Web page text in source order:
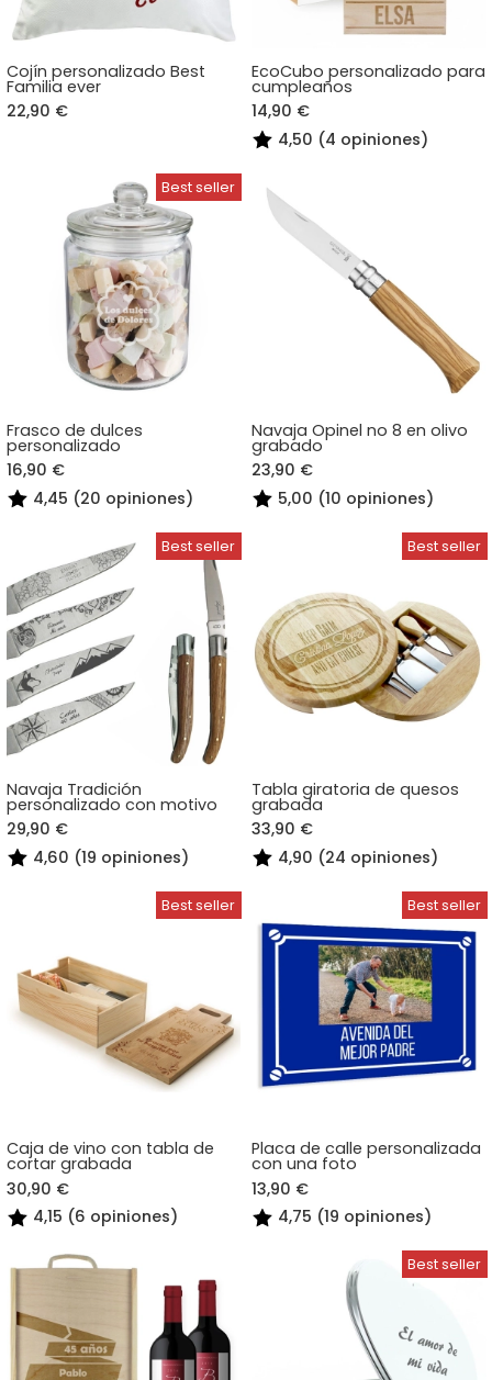
Cojín personalizado Best
Familia ever
22,90 €
EcoCubo personalizado para
cumpleaños
14,90 €
4,50 (4 opiniones)
Frasco de dulces
personalizado
16,90 €
4,45 (20 opiniones)
Navaja Opinel no 8 en olivo
grabado
23,90 €
5,00 (10 opiniones)
Navaja Tradición
personalizado con motivo
29,90 €
4,60 (19 opiniones)
Tabla giratoria de quesos
grabada
33,90 €
4,90 (24 opiniones)
Caja de vino con tabla de
cortar grabada
30,90 €
4,15 (6 opiniones)
Placa de calle personalizada
con una foto
13,90 €
4,75 (19 opiniones)